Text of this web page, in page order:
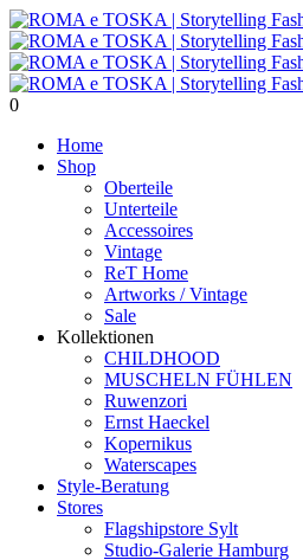
0
Home
Shop
Oberteile
Unterteile
Accessoires
Vintage
ReT Home
Artworks / Vintage
Sale
Kollektionen
CHILDHOOD
MUSCHELN FÜHLEN
Ruwenzori
Ernst Haeckel
Kopernikus
Waterscapes
Style-Beratung
Stores
Flagshipstore Sylt
Studio-Galerie Hamburg